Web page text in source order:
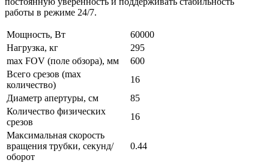
работы в режиме 24/7.
Мощность, Вт
60000
Нагрузка, кг
295
max FOV (поле обзора), мм
600
Всего срезов (max
количество)
16
Диаметр апертуры, см
85
Количество физических
срезов
16
Максимальная cкорость
вращения трубки, секунд/
оборот
0.44